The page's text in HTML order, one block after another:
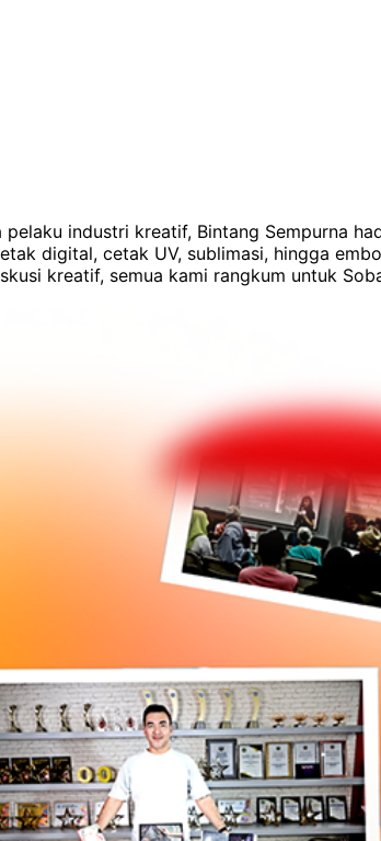
pelaku industri kreatif, Bintang Sempurna
digital, cetak UV, sublimasi, hingga
kreatif, semua kami rangkum untuk